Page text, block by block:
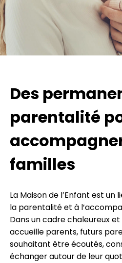
Des
parentalité
familles
La Maison de l’Enfant est un
la parentalité et à
Dans un cadre chaleureux
accueille parents, futurs
souhaitant être écoutés,
échanger autour de leur